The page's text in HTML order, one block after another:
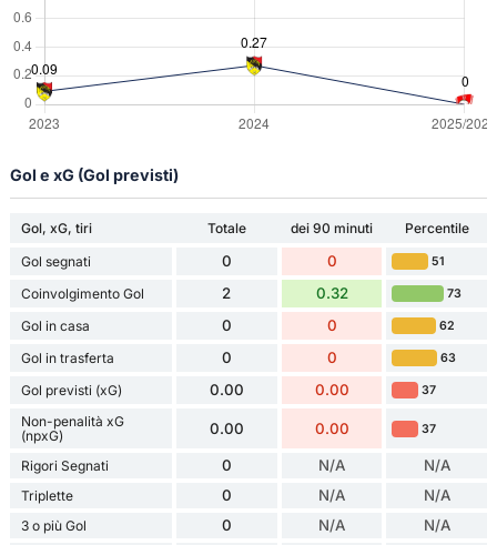
Gol e xG (Gol previsti)
Gol, xG, tiri Totale dei 90 minuti
Percentile
Gol segnati
0 0 51
Coinvolgimento Gol 2 0.32 73
Gol in casa 0 0 62
Gol in trasferta 0 0 63
Gol previsti (xG) 0.00 0.00 37
Non-penalità xG
(npxG)
0.00 0.00 37
Rigori Segnati 0 N/A N/A
Triplette 0 N/A N/A
3 o più Gol 0 N/A N/A